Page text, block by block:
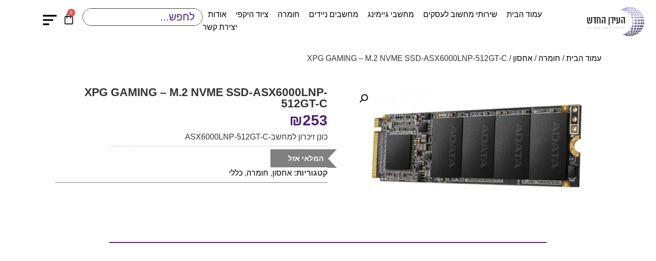
עמוד הבית שירותי מחשוב לעסקים מחשבי גיימינג מחשבים ניידים חומרה ציוד היקפי
אודות
יצירת קשר
0
עמוד הבית/ חומרה / אחסון / XPG GAMING – M.2 NVME SSD-ASX6000LNP-512GT-C
XPG GAMING – M.2 NVME SSD-ASX6000LNP-
512GT-C
₪253
כונן זיכרון למחשב-ASX6000LNP-512GT-C
המלאי אזל
קטגוריות: אחסון, חומרה, כללי